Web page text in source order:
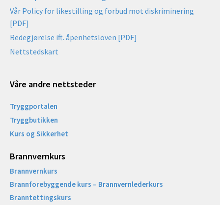
Vår Policy for likestilling og forbud mot diskriminering
[PDF]
Redegjørelse ift. åpenhetsloven [PDF]
Nettstedskart
Våre andre nettsteder
Tryggportalen
Tryggbutikken
Kurs og Sikkerhet
Brannvernkurs
Brannvernkurs
Brannforebyggende kurs – Brannvernlederkurs
Branntettingskurs